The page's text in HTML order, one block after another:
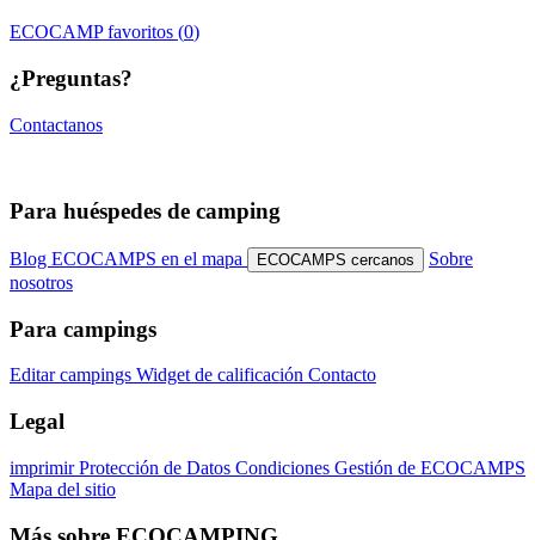
ECOCAMPfavoritos (0)
¿Preguntas?
Contactanos
Para huéspedes de camping
Blog ECOCAMPS en el mapa ECOCAMPS cercanos
Sobre
nosotros
Para campings
Editar campings Widget de calificación Contacto
Legal
imprimirProtección de Datos Condiciones Gestión de ECOCAMPS
Mapa del sitio